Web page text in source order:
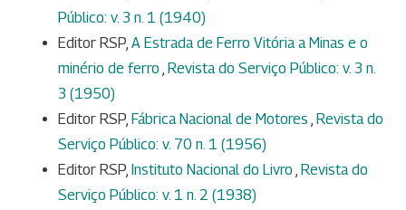
Público: v. 3 n. 1 (1940)
Editor RSP, A Estrada de Ferro Vitória a Minas e o
minério de ferro , Revista do Serviço Público: v. 3 n.
3 (1950)
Editor RSP, Fábrica Nacional de Motores , Revista do
Serviço Público: v. 70 n. 1 (1956)
Editor RSP, Instituto Nacional do Livro , Revista do
Serviço Público: v. 1 n. 2 (1938)